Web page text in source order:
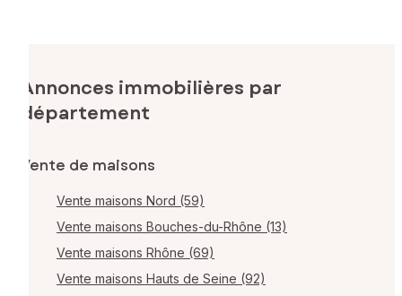
Annonces immobilières par
département
Vente de maisons
Vente maisons Nord (59)
Vente maisons Bouches-du-Rhône (13)
Vente maisons Rhône (69)
Vente maisons Hauts de Seine (92)